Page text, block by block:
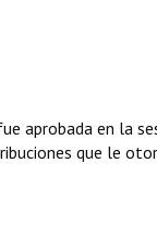
aprobada en la
que le